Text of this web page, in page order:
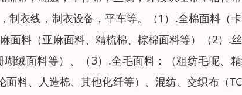
制衣线，制衣设备，平车等。（1）.全棉面料（
面料（亚麻面料、精梳棉、棕棉面料等）（2）.
绒面料等）、（3）.全毛面料：（粗纺毛呢、
料、人造棉、其他化纤等）、混纺、交织布（